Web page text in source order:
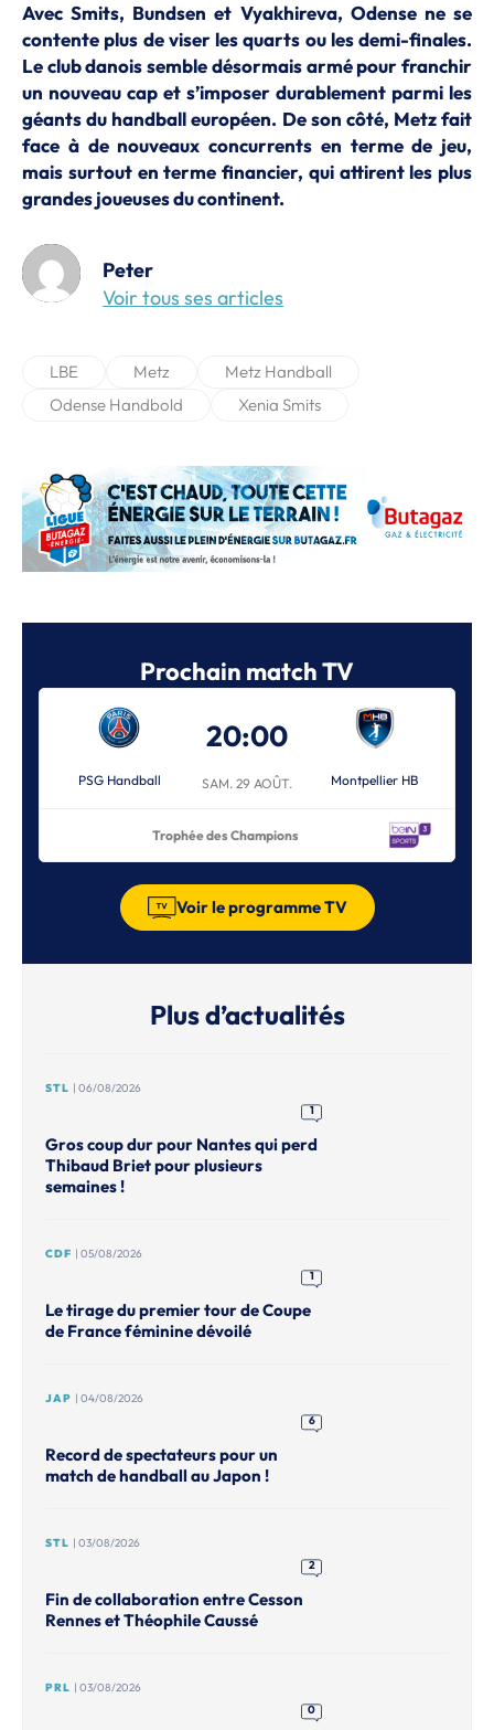
Avec Smits, Bundsen et Vyakhireva, Odense ne se
contente plus de viser les quarts ou les demi-finales.
Le club danois semble désormais armé pour franchir
un nouveau cap et s’imposer durablement parmi les
géants du handball européen. De son côté, Metz fait
face à de nouveaux concurrents en terme de jeu,
mais surtout en terme financier, qui attirent les plus
grandes joueuses du continent.
Peter
Voir tous ses articles
LBE Metz
Metz Handball
Odense Handbold
Xenia Smits
Prochain match TV
PSG Handball
20:00
SAM. 29 AOÛT. Montpellier HB
Trophée des Champions
Voir le programme TV
Plus d’actualités
STL | 06/08/2026
1
Gros coup dur pour Nantes qui perd
Thibaud Briet pour plusieurs
semaines !
CDF | 05/08/2026
1
Le tirage du premier tour de Coupe
de France féminine dévoilé
JAP | 04/08/2026
6
Record de spectateurs pour un
match de handball au Japon !
STL | 03/08/2026
2
Fin de collaboration entre Cesson
Rennes et Théophile Caussé
PRL | 03/08/2026
0